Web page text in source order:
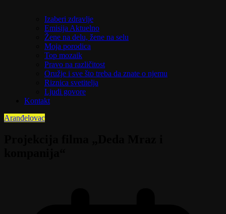
Izaberi zdravlje
Emisija Aktuelno
Žene na delu, žene na selu
Moja porodica
Top mozaik
Pravo na različitost
Oružje i sve što treba da znate o njemu
Riznica svetitelja
Ljudi govore
Kontakt
Aranđelovac